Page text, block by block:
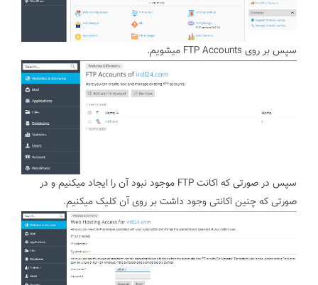
سپس بر روی FTP Accounts میشویم.
سپس در صورتی که اکانت FTP موجود نبود آن را ایجاد میکنیم و در
صورتی که چنین اکانتی وجود داشت بر روی آن کلیک میکنیم.